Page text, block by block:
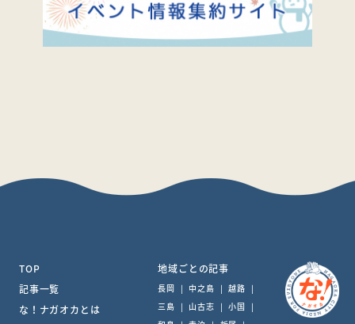
TOP
記事一覧
な！ナガオカとは
地域ごとの記事
長岡 | 中之島 | 越路 |
三島 | 山古志 | 小国
|